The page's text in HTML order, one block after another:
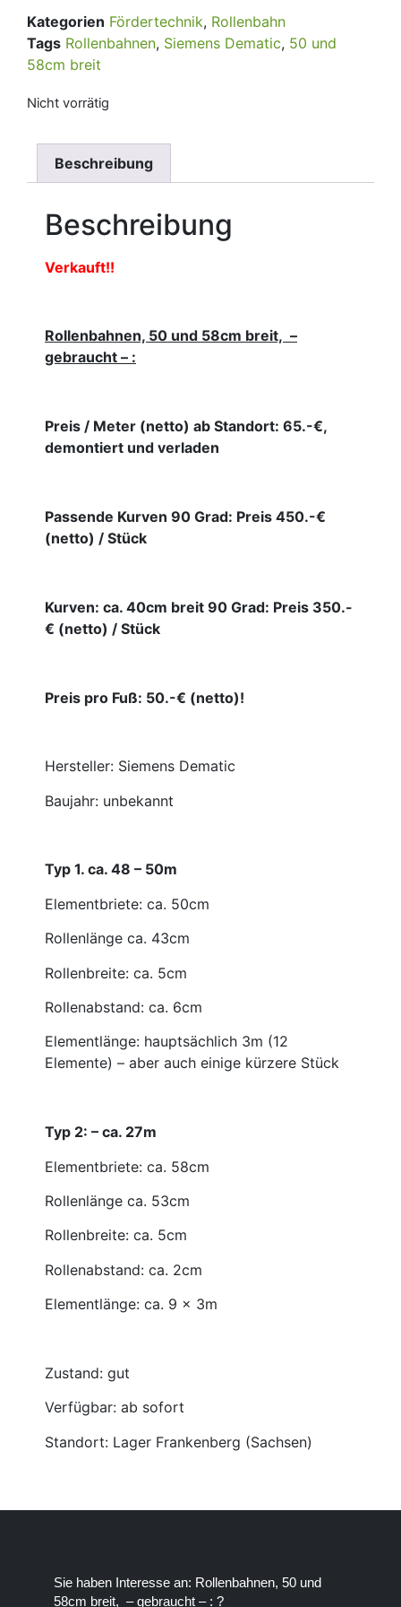
Kategorien Fördertechnik, Rollenbahn
Tags Rollenbahnen, Siemens Dematic, 50 und
58cm breit
Nicht vorrätig
Beschreibung
Beschreibung
Verkauft!!
Rollenbahnen, 50 und 58cm breit, –
gebraucht – :
Preis / Meter (netto) ab Standort: 65.-€,
demontiert und verladen
Passende Kurven 90 Grad: Preis 450.-€
(netto) / Stück
Kurven: ca. 40cm breit 90 Grad: Preis 350.-
€ (netto) / Stück
Preis pro Fuß: 50.-€ (netto)!
Hersteller: Siemens Dematic
Baujahr: unbekannt
Typ 1. ca. 48 – 50m
Elementbriete: ca. 50cm
Rollenlänge ca. 43cm
Rollenbreite: ca. 5cm
Rollenabstand: ca. 6cm
Elementlänge: hauptsächlich 3m (12
Elemente) – aber auch einige kürzere Stück
Typ 2: – ca. 27m
Elementbriete: ca. 58cm
Rollenlänge ca. 53cm
Rollenbreite: ca. 5cm
Rollenabstand: ca. 2cm
Elementlänge: ca. 9 x 3m
Zustand: gut
Verfügbar: ab sofort
Standort: Lager Frankenberg (Sachsen)
Sie haben Interesse an: Rollenbahnen, 50 und
58cm breit, – gebraucht – : ?